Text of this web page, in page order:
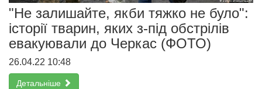
"Не залишайте, якби тяжко не було":
історії тварин, яких з-під обстрілів
евакуювали до Черкас (ФОТО)
26.04.22 10:48
Детальніше